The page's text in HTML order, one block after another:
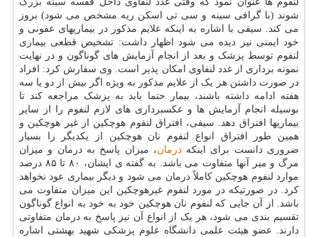
شوند (با گرافی سینه و سی تی اسکن ریه مشخص می شود) بروز
می کند. سیفی با اشاره به اینکه علایم مذکور در بیماریهای عفونی و
خود ایمنی نیز دیده می شود اظهار داشت: تشخیص قطعی بیماری
لنفوم توسط پزشک و بعد از انجام آزمایش های گوناگون و در نهایت
نمونه برداری از غدد لنفاوی امکان پذیر است. وی سفارش کرد: افراد
در صورت داشتن هر یک از علایم مذکور به ویژه اگر بیش از دو یا سه
هفته ادامه داشته باشند، بیمار حتما باید به پزشک مراجعه کند تا
بوسیله انجام آزمایش ها و عکسبرداری های لازم لنفوم را از سایر
بیماریها افتراق دهد. سیفی، افتراق لنفوم هوچکین از غیر هوچکین و
همین طور افتراق انواع لنفوم نان هوچکین از یکدیگر را بسیار
ضروری دانست برای اینکهدرمان، میزان پاسخ به درمان و میزان
مرگ و میر آنها متفاوت می باشد. به گفته ی ایشان، ۸۰ تا ۸۵ درصد
موارد لنفوم هوچکین کاملاً درمان می شود و دیگر بیماری عود نخواهد
کرد. در صورتیکه در مورد لنفوم غیرهوچکین این میزان متفاوت می
باشد. از آن جایی که لنفوم نان هوچکین خود به خود به انواع گوناگون
تقسیم بندی می شود، هر یک از انواع آن نیز پاسخ به درمان متفاوتی
دارند. عضو هیئت علمی دانشگاه علوم پزشکی شهید بهشتی اشاره